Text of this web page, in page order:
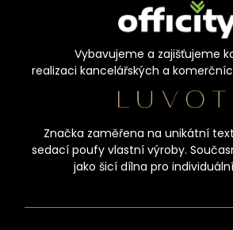
Vybavujeme a zajišťujeme
realizaci kancelářských a
Značka zaměřena na unikátní
sedací poufy vlastní výroby.
jako šicí dílna pro